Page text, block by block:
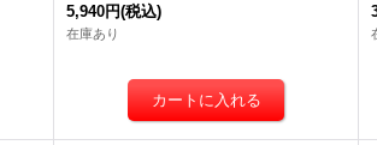
5,940円(税込)
在庫あり